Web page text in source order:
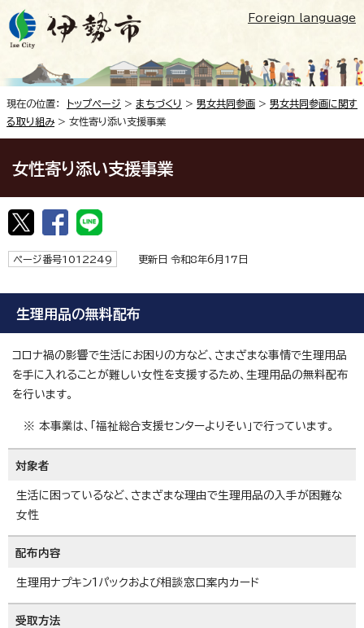
Foreign language
現在の位置： トップページ > まちづくり > 男女共同参画 > 男女共同参画に関す
る取り組み> 女性寄り添い支援事業
女性寄り添い支援事業
ページ番号1012249 更新日 令和8年6月17日
生理用品の無料配布
コロナ禍の影響で生活にお困りの方など、さまざまな事情で生理用品
を手に入れることが難しい女性を支援するため、生理用品の無料配布
を行います。
※ 本事業は、「福祉総合支援センターよりそい」で行っています。
対象者
生活に困っているなど、さまざまな理由で生理用品の入手が困難な
女性
配布内容
生理用ナプキン1パックおよび相談窓口案内カード
受取方法